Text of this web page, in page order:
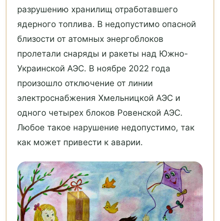
разрушению хранилищ отработавшего
ядерного топлива. В недопустимо опасной
близости от атомных энергоблоков
пролетали снаряды и ракеты над Южно-
Украинской АЭС. В ноябре 2022 года
произошло отключение от линии
электроснабжения Хмельницкой АЭС и
одного четырех блоков Ровенской АЭС.
Любое такое нарушение недопустимо, так
как может привести к аварии.